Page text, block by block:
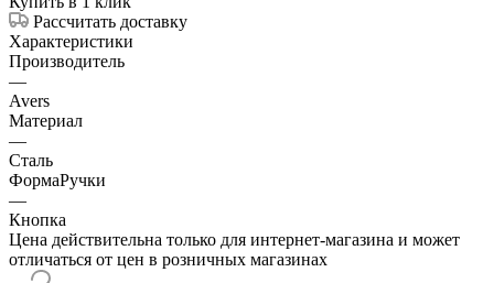
Рассчитать доставку
Характеристики
Производитель
—
Avers
Материал
—
Сталь
ФормаРучки
—
Кнопка
Цена действительна только для интернет-магазина и может
отличаться от цен в розничных магазинах